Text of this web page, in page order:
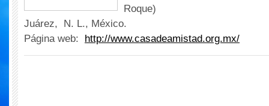
Roque)
Juárez, N. L., México.
Página web: http://www.casadeamistad.org.mx/